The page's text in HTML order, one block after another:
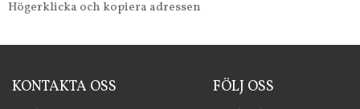
Högerklicka och kopiera adressen
KONTAKTA OSS FÖLJ OSS